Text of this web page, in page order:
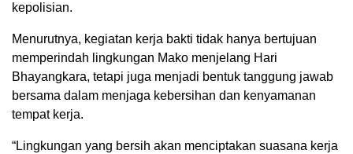
kepolisian.
Menurutnya, kegiatan kerja bakti tidak hanya bertujuan
memperindah lingkungan Mako menjelang Hari
Bhayangkara, tetapi juga menjadi bentuk tanggung jawab
bersama dalam menjaga kebersihan dan kenyamanan
tempat kerja.
“Lingkungan yang bersih akan menciptakan suasana kerja